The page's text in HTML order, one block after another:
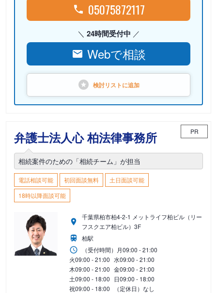
05075872117
24時間受付中
Webで相談
検討リストに追加
弁護士法人心 柏法律事務所 PR
相続案件のための「相続チーム」が担当
電話相談可能 初回面談無料
土日面談可能
18時以降面談可能
千葉県柏市柏4-2-1 メットライフ柏ビル（リー
フスクエア柏ビル）3F
柏駅
（受付時間） 月09:00 - 21:00
火09:00 - 21:00 水09:00 - 21:00
木09:00 - 21:00 金09:00 - 21:00
土09:00 - 18:00 日09:00 - 18:00
祝09:00 - 18:00 （定休日）なし